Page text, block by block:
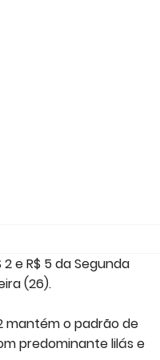
e R$ 5 da Segunda
(26).
mantém o padrão de
predominante lilás e